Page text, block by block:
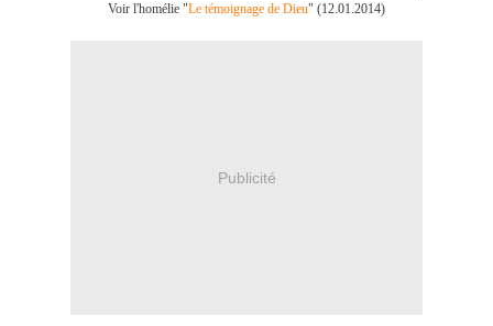
Voir l'homélie "Le témoignage de Dieu" (12.01.2014)
Publicité